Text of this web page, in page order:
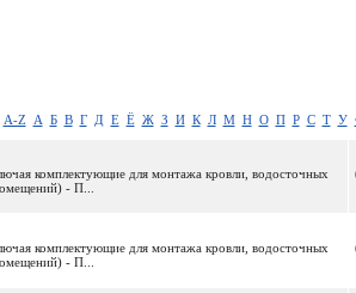
A-Z А Б В Г Д Е Ё Ж З И К Л М Н О П Р С Т У
комплектующие для монтажа кровли, водосточных
- П...
комплектующие для монтажа кровли, водосточных
- П...